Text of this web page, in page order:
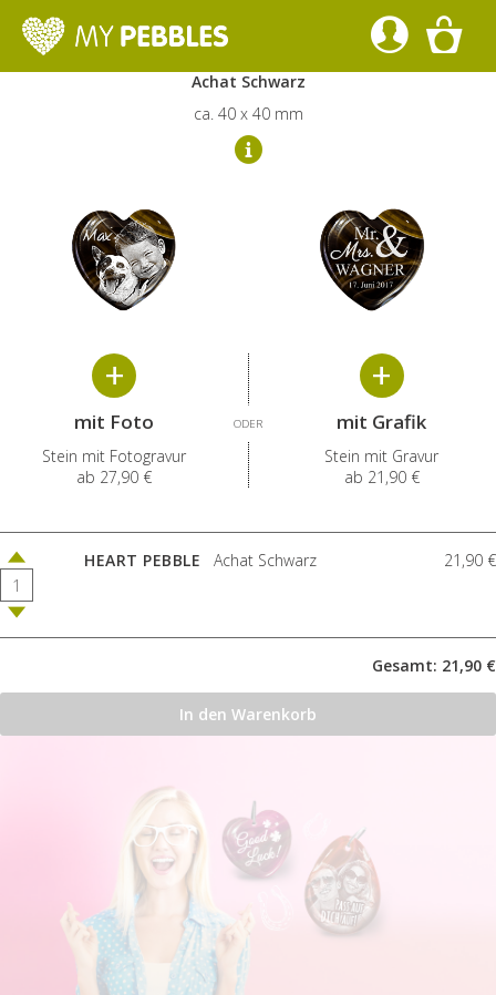
Gestalte deinen Heart Pebble
Achat Schwarz
ca. 40 x 40 mm
ODER
mit Foto
Stein mit Fotogravur
ab 27,90 €
mit Grafik
Stein mit Gravur
ab 21,90 €
HEART PEBBLE Achat Schwarz 21,90 €
Gesamt: 21,90 €
In den Warenkorb